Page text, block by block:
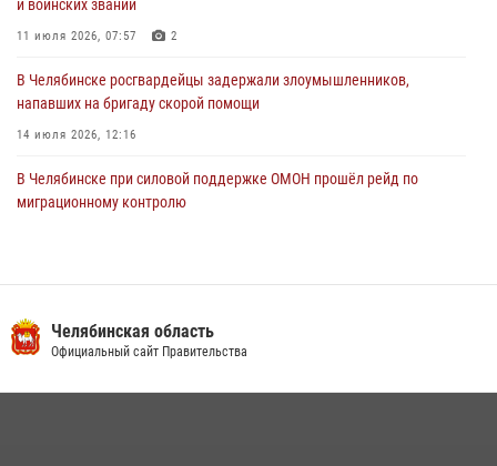
и воинских званий
11 июля 2026, 07:57 2
В Челябинске росгвардейцы задержали злоумышленников,
напавших на бригаду скорой помощи
14 июля 2026, 12:16
В Челябинске при силовой поддержке ОМОН прошёл рейд по
миграционному контролю
13 июля 2026, 03:02 5
Челябинская область
Официальный сайт Правительства